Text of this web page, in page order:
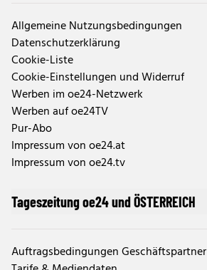
Allgemeine Nutzungsbedingungen
Datenschutzerklärung
Cookie-Liste
Cookie-Einstellungen und Widerruf
Werben im oe24-Netzwerk
Werben auf oe24TV
Pur-Abo
Impressum von oe24.at
Impressum von oe24.tv
Tageszeitung oe24 und ÖSTERREICH
Auftragsbedingungen Geschäftspartner